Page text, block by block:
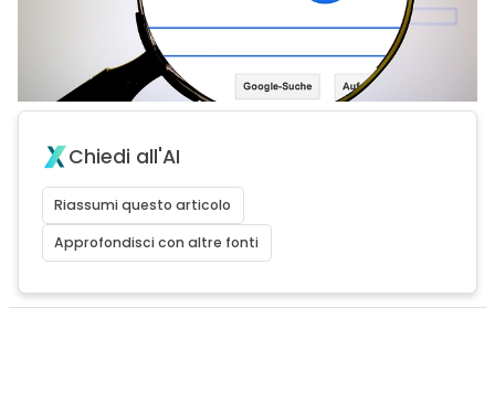
Chiedi all'AI
Riassumi questo articolo
Approfondisci con altre fonti